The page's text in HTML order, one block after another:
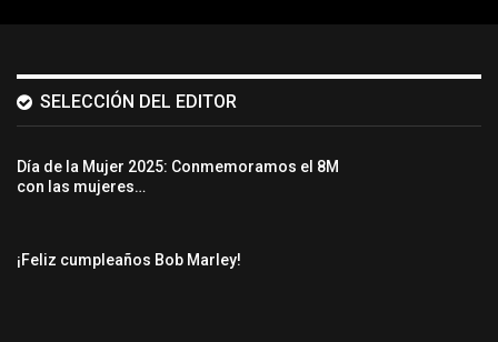
SELECCIÓN DEL EDITOR
Día de la Mujer 2025: Conmemoramos el 8M
con las mujeres…
¡Feliz cumpleaños Bob Marley!